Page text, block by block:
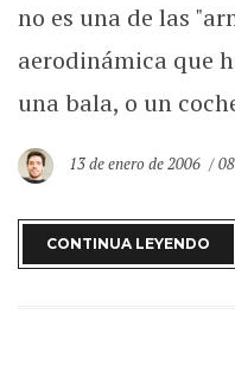
no es una de las
aerodinámica que
una bala, o un
13 de enero de 2006
CONTINUA LEYENDO